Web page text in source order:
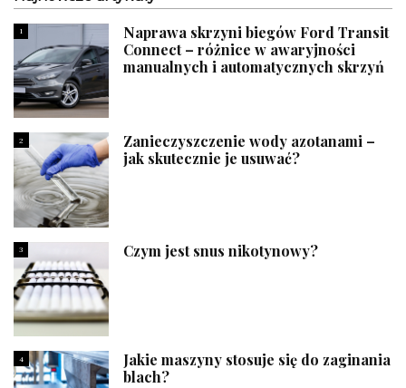
1
Naprawa skrzyni biegów Ford Transit
Connect – różnice w awaryjności
manualnych i automatycznych skrzyń
2
Zanieczyszczenie wody azotanami –
jak skutecznie je usuwać?
3 Czym jest snus nikotynowy?
4
Jakie maszyny stosuje się do zaginania
blach?